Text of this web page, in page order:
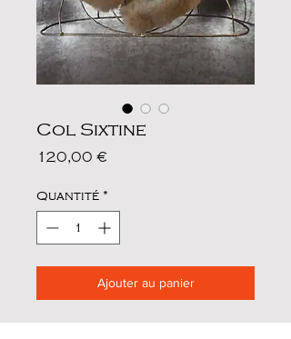
Col Sixtine
120,00 €
Quantité *
Ajouter au panier